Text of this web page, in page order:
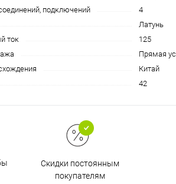
подключений
4
Латунь
ток
125
Прямая
Китай
42
Скидки постоянным
покупателям